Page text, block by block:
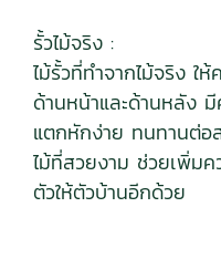
รั้วไม้จริง :
ไม้รั้วที่ทำจากไม้จริง ใ
ด้านหน้าและด้านหลัง มี
แตกหักง่าย ทนทานต่อ
ไม้ที่สวยงาม ช่วยเพิ่มค
ตัวให้ตัวบ้านอีกด้วย